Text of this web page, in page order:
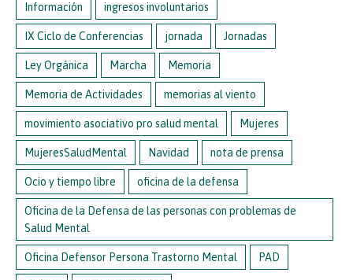
Información ingresos involuntarios
IX Ciclo de Conferencias jornada Jornadas
Ley Orgánica Marcha Memoria
Memoria de Actividades memorias al viento
movimiento asociativo pro salud mental Mujeres
MujeresSaludMental Navidad nota de prensa
Ocio y tiempo libre oficina de la defensa
Oficina de la Defensa de las personas con problemas de
Salud Mental
Oficina Defensor Persona Trastorno Mental PAD